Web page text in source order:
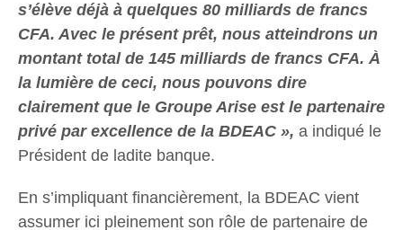
s’élève déjà à quelques 80 milliards de francs
CFA. Avec le présent prêt, nous atteindrons un
montant total de 145 milliards de francs CFA. À
la lumière de ceci, nous pouvons dire
clairement que le Groupe Arise est le partenaire
privé par excellence de la BDEAC », a indiqué le
Président de ladite banque.
En s’impliquant financièrement, la BDEAC vient
assumer ici pleinement son rôle de partenaire de